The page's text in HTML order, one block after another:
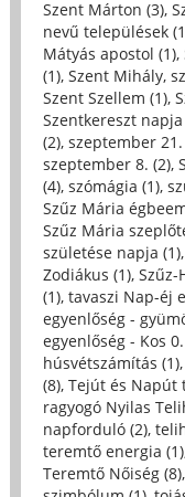
Szent Márton (3),
nevű települések
Mátyás apostol (1),
(1), Szent Mihály,
Szent Szellem (1),
Szentkereszt napja
(2), szeptember
szeptember 8. (2),
(4), szómágia (1),
Szűz Mária
Szűz Mária
születése napja (1),
Zodiákus (1), Szűz-
(1), tavaszi Nap-éj
egyenlőség -
egyenlőség - Kos
húsvétszámítás (1),
(8), Tejút és Napút
ragyogó Nyilas
napforduló (2),
teremtő energia (1)
Teremtő Nőiség (8),